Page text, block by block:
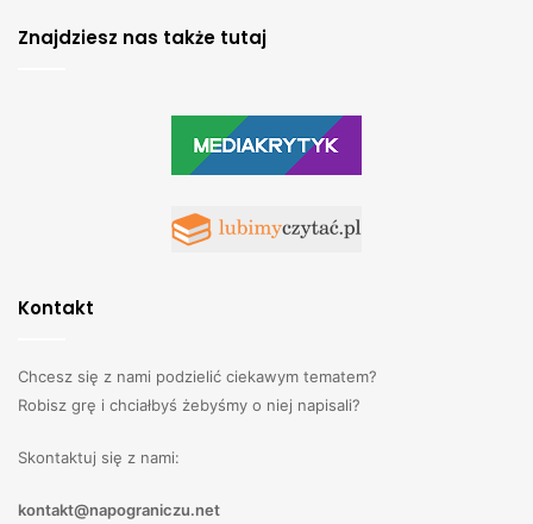
Znajdziesz nas także tutaj
Kontakt
Chcesz się z nami podzielić ciekawym tematem?
Robisz grę i chciałbyś żebyśmy o niej napisali?
Skontaktuj się z nami:
kontakt@napograniczu.net